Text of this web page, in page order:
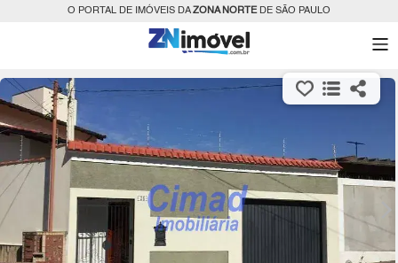
O PORTAL DE IMÓVEIS DAZONA NORTEDE SÃO PAULO